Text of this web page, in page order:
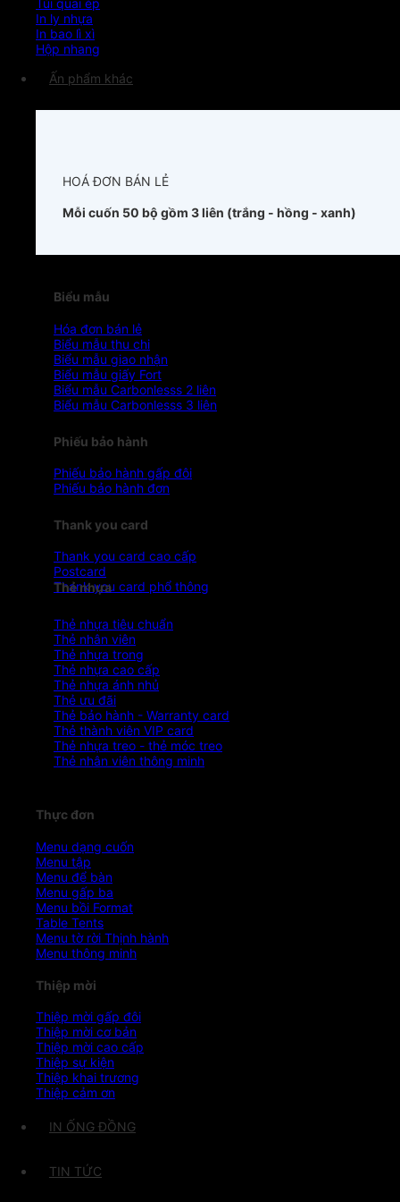
In ly nhựa
In bao lì xì
Hộp nhang
Ấn phẩm khác
HOÁ ĐƠN BÁN LẺ
Mỗi cuốn 50 bộ gồm 3 liên (trắng - hồng - xanh)
Biểu mẫu
Hóa đơn bán lẻ
Biểu mẫu thu chi
Biểu mẫu giao nhận
Biểu mẫu giấy Fort
Biểu mẫu Carbonlesss 2 liên
Biểu mẫu Carbonlesss 3 liên
Phiếu bảo hành
Phiếu bảo hành gấp đôi
Phiếu bảo hành đơn
Thank you card
Thank you card cao cấp
Postcard
Thank you card phổ thông
Thẻ nhựa
Thẻ nhựa tiêu chuẩn
Thẻ nhân viên
Thẻ nhựa trong
Thẻ nhựa cao cấp
Thẻ nhựa ánh nhủ
Thẻ ưu đãi
Thẻ bảo hành - Warranty card
Thẻ thành viên VIP card
Thẻ nhựa treo - thẻ móc treo
Thẻ nhân viên thông minh
Thực đơn
Menu dạng cuốn
Menu tập
Menu để bàn
Menu gấp ba
Menu bồi Format
Table Tents
Menu tờ rời
Menu thông minh
Thiệp mời
Thiệp mời gấp đôi
Thiệp mời cơ bản
Thiệp mời cao cấp
Thiệp sự kiện
Thiệp khai trương
Thiệp cảm ơn
IN ỐNG ĐỒNG
TIN TỨC